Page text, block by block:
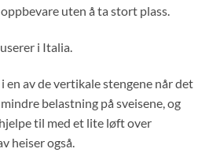
uten å ta stort plass.
i Italia.
en av de vertikale stengene når det
belastning på sveisene, og
til med et lite løft over
heiser også.